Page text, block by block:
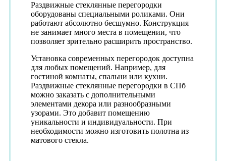
Раздвижные стеклянные перегородки
оборудованы специальными роликами. Они
работают абсолютно бесшумно. Конструкция
не занимает много места в помещении, что
позволяет зрительно расширить пространство.
Установка современных перегородок доступна
для любых помещений. Например, для
гостиной комнаты, спальни или кухни.
Раздвижные стеклянные перегородки в СПб
можно заказать с дополнительными
элементами декора или разнообразными
узорами. Это добавит помещению
уникальности и индивидуальности. При
необходимости можно изготовить полотна из
матового стекла.